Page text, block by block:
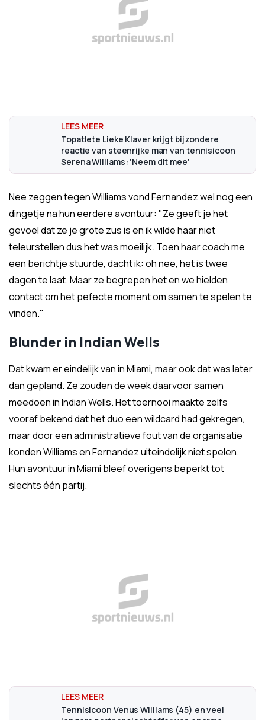
Topatlete Lieke Klaver krijgt bijzondere
reactie van steenrijke man van tennisicoon
Serena Williams: 'Neem dit mee'
Nee zeggen tegen Williams vond Fernandez wel nog een
dingetje na hun eerdere avontuur: "Ze geeft je het
gevoel dat ze je grote zus is en ik wilde haar niet
teleurstellen dus het was moeilijk. Toen haar coach me
een berichtje stuurde, dacht ik: oh nee, het is twee
dagen te laat. Maar ze begrepen het en we hielden
contact om het pefecte moment om samen te spelen te
vinden."
Blunder in Indian Wells
Dat kwam er eindelijk van in Miami, maar ook dat was later
dan gepland. Ze zouden de week daarvoor samen
meedoen in Indian Wells. Het toernooi maakte zelfs
vooraf bekend dat het duo een wildcard had gekregen,
maar door een administratieve fout van de organisatie
konden Williams en Fernandez uiteindelijk niet spelen.
Hun avontuur in Miami bleef overigens beperkt tot
slechts één partij.
Tennisicoon Venus Williams (45) en veel